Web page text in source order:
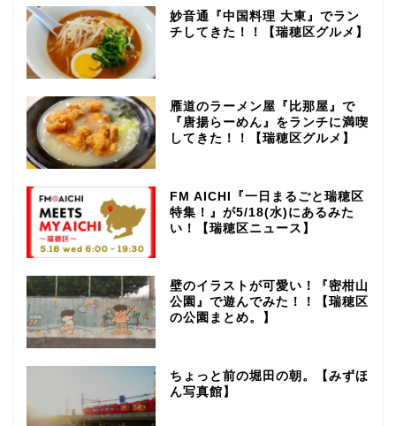
妙音通『中国料理 大東』でラン
チしてきた！！【瑞穂区グルメ】
雁道のラーメン屋『比那屋』で
『唐揚らーめん』をランチに満喫
してきた！！【瑞穂区グルメ】
FM AICHI『一日まるごと瑞穂区
特集！』が5/18(水)にあるみた
い！【瑞穂区ニュース】
壁のイラストが可愛い！『密柑山
公園』で遊んでみた！！【瑞穂区
の公園まとめ。】
ちょっと前の堀田の朝。【みずほ
ん写真館】